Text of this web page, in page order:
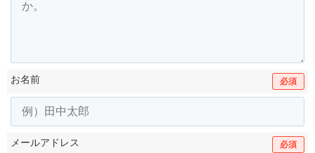
お名前 必須
メールアドレス 必須